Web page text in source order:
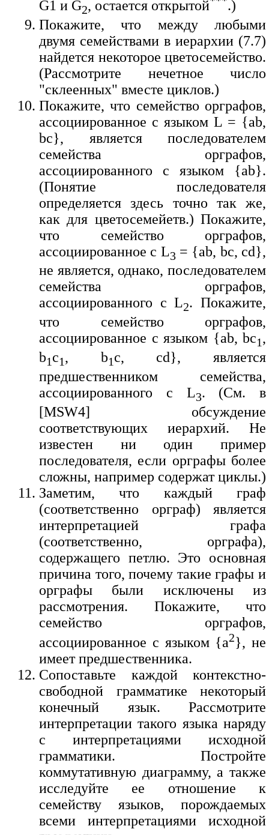
G1 и G2, остается открытой
.)
Покажите, что между любыми
двумя семействами в иерархии (7.7)
найдется некоторое цветосемейство.
(Рассмотрите нечетное число
"склеенных" вместе циклов.)
Покажите, что семейство орграфов,
ассоциированное с языком L = {ab,
bc}, является последователем
семейства орграфов,
ассоциированного с языком {ab}.
(Понятие последователя
определяется здесь точно так же,
как для цветосемейетв.) Покажите,
что семейство орграфов,
ассоциированное с L3 = {ab, bc, cd},
не является, однако, последователем
семейства орграфов,
ассоциированного с L2. Покажите,
что семейство орграфов,
ассоциированное с языком {ab, bc1,
b1c1, b1c, cd}, является
предшественником семейства,
ассоциированного с L3. (См. в
[MSW4] обсуждение
соответствующих иерархий. Не
известен ни один пример
последователя, если орграфы более
сложны, например содержат циклы.)
Заметим, что каждый граф
(соответственно орграф) является
интерпретацией графа
(соответственно, орграфа),
содержащего петлю. Это основная
причина того, почему такие графы и
орграфы были исключены из
рассмотрения. Покажите, что
семейство орграфов,
ассоциированное с языком {a2}, не
имеет предшественника.
Сопоставьте каждой контекстно-
свободной грамматике некоторый
конечный язык. Рассмотрите
интерпретации такого языка наряду
с интерпретациями исходной
грамматики. Постройте
коммутативную диаграмму, а также
исследуйте ее отношение к
семейству языков, порождаемых
всеми интерпретациями исходной